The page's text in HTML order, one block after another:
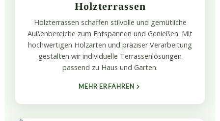
Holzterrassen
Holzterrassen schaffen stilvolle und gemütliche
Außenbereiche zum Entspannen und Genießen. Mit
hochwertigen Holzarten und präziser Verarbeitung
gestalten wir individuelle Terrassenlösungen
passend zu Haus und Garten.
MEHR ERFAHREN